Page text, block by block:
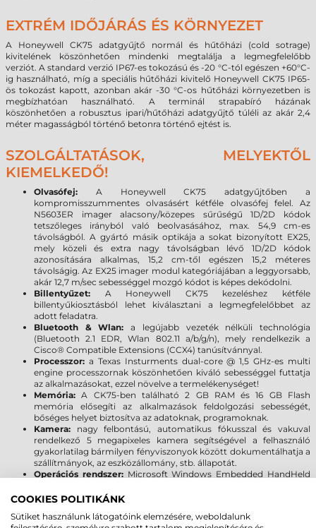
EXTRÉM IDŐJÁRÁS ÉS KÖRNYEZET
A Honeywell CK75 adatgyűjtő normál és hűtőházi (cold sotrage)
kivitelének köszönhetően mindenki megtalálja a legmegfelelőbb
verziót. A standard verzió IP67-es tokozású és -20 °C-tól egészen +60°C-
ig használható, míg a speciális hűtőházi kivitelő Honeywell CK75 IP65-
ös tokozást kapott, azonban akár -30 °C-os hűtőházi környezetben is
megbízhatóan használható. A terminál strapabíró házának
köszönhetően a robusztus ipari/hűtőházi adatgyűjtő túléli az akár 2,4
méter magasságból történő betonra történő ejtést is.
SZOLGÁLTATÁSOK, MELYEKTŐL
KIEMELKEDŐ!
Olvasófej: A Honeywell CK75 adatgyűjtőben a
kompromisszummentes olvasásért kétféle olvasófej felel. Az
N5603ER imager alacsony/közepes sűrűségű 1D/2D kódok
tetszőleges irányból való beolvasásához, max. 54,9 cm-es
távolságból. A gyártó másik optikája a sokat bizonyított EX25,
mely közeli és extra nagy távolságban lévő 1D/2D kódok
azonosítására alkalmas, 15,2 cm-től egészen 15,2 méteres
távolságig. Az EX25 imager modul kategóriájában a leggyorsabb,
akár 12,7 m/sec sebességgel mozgó kódot is képes dekódolni.
Billentyűzet: A Honeywell CK75 kezeléshez kétféle
billentyűkiosztásból lehet kiválasztani a legmegfelelőbbet az
adott feladatra.
Bluetooth & Wlan:a legújabb vezeték nélküli technológia
(Bluetooth 2.1 EDR, Wlan 802.11 a/b/g/n), mely rendelkezik a
Cisco® Compatible Extensions (CCX4) tanúsítvánnyal.
Processzor: a Texas Insturments dual-core @ 1,5 GHz-es multi
engine processzornak köszönhetően kiváló sebességgel futtatja
az alkalmazásokat, ezzel növelve a termelékenységet!
Memória: A CK75-ben található 2 GB RAM és 16 GB Flash
memória elősegíti az alkalmazások feldolgozási sebességét,
bőséges helyet biztosítva az adatoknak, programoknak.
Kamera: nagy felbontású, automatikus fókusszal és vakuval
rendelkező 5 megapixeles kamera segítségével a felhasználó
gyakorlatilag bármilyen fényviszonyok között dokumentálhatja a
szállítmányok, az eszközállomány, stb. állapotát.
Operációs rendszer:Microsoft Windows Embedded HandHeld
programok kihasználják a legújabb fejlesztéseket, beleértve a
Leesés elleni védelem:Többszöri leejtésnek ellenáll 2,4 méter
COOKIES POLITIKÁNK
Sütiket használunk látogatóink elemzésére, weboldalunk